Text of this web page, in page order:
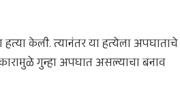
हत्या केली. त्यानंतर या हत्येला अपघाताचे
गुन्हा अपघात असल्याचा बनाव